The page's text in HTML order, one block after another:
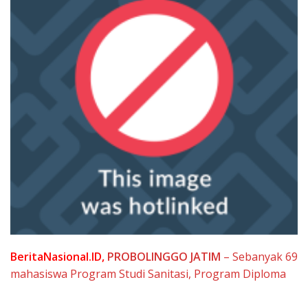
BeritaNasional.ID, PROBOLINGGO JATIM – Sebanyak 69
mahasiswa Program Studi Sanitasi, Program Diploma